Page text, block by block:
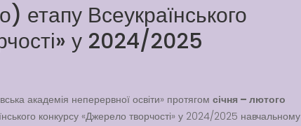
етапу Всеукраїнського
у 2024/2025
академія неперервної освіти» протягом січня – лютого
конкурсу «Джерело творчості» у 2024/2025 навчальному